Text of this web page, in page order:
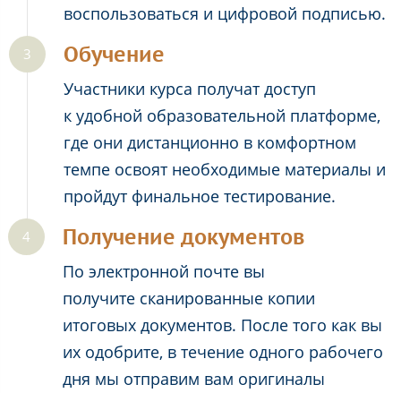
воспользоваться и цифровой подписью.
Обучение
Участники курса получат доступ
к удобной образовательной платформе,
где они дистанционно в комфортном
темпе освоят необходимые материалы и
пройдут финальное тестирование.
Получение документов
По электронной почте вы
получите сканированные копии
итоговых документов. После того как вы
их одобрите, в течение одного рабочего
дня мы отправим вам оригиналы